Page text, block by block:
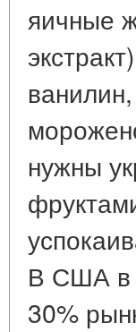
яичные
нужны
В США в
30%